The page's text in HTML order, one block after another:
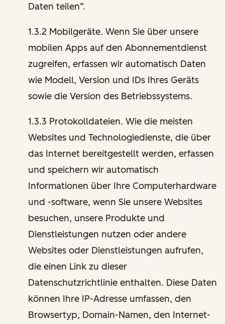
Daten teilen“.
1.3.2 Mobilgeräte. Wenn Sie über unsere
mobilen Apps auf den Abonnementdienst
zugreifen, erfassen wir automatisch Daten
wie Modell, Version und IDs Ihres Geräts
sowie die Version des Betriebssystems.
1.3.3 Protokolldateien. Wie die meisten
Websites und Technologiedienste, die über
das Internet bereitgestellt werden, erfassen
und speichern wir automatisch
Informationen über Ihre Computerhardware
und -software, wenn Sie unsere Websites
besuchen, unsere Produkte und
Dienstleistungen nutzen oder andere
Websites oder Dienstleistungen aufrufen,
die einen Link zu dieser
Datenschutzrichtlinie enthalten. Diese Daten
können Ihre IP-Adresse umfassen, den
Browsertyp, Domain-Namen, den Internet-